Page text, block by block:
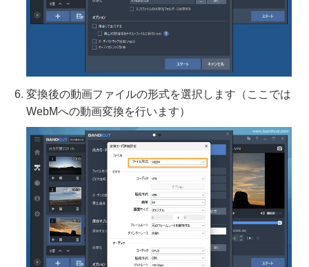
変換後の動画ファイルの形式を選択します（ここでは
WebMへの動画変換を行います）